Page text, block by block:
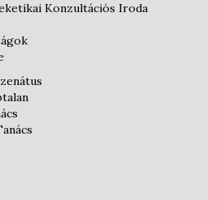
Konzultációs Iroda